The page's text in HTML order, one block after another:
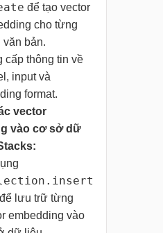
để tạo vector
cho từng
văn bản.
cấp thông tin về
input và
format.
vector
vào cơ sở dữ
để lưu trữ từng
embedding vào